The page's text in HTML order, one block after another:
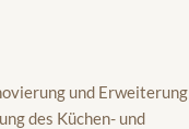
und Erweiterung
des Küchen- und